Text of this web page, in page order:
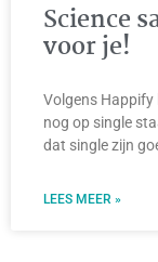
Science
voor je!
Volgens Happify
nog op single
dat single zijn
LEES MEER »